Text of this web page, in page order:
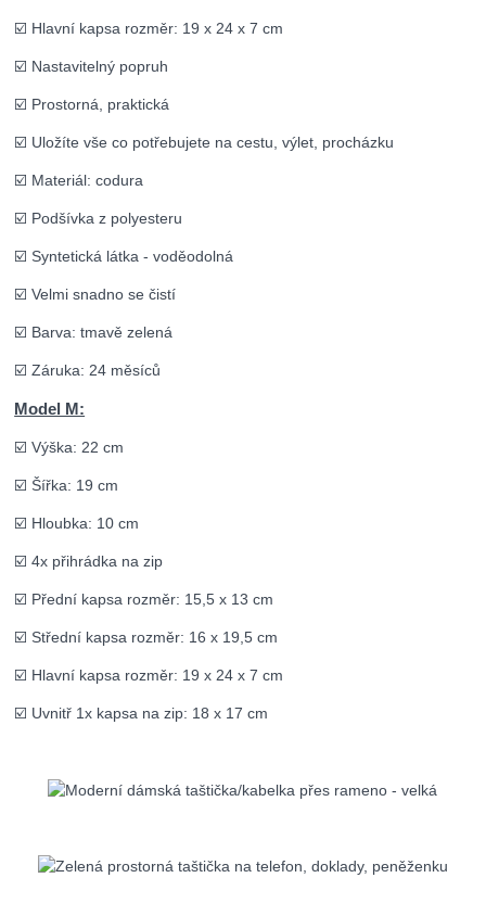
☑️ Hlavní kapsa rozměr: 19 x 24 x 7 cm
☑️ Nastavitelný popruh
☑️ Prostorná, praktická
☑️ Uložíte vše co potřebujete na cestu, výlet, procházku
☑️ Materiál: codura
☑️ Podšívka z polyesteru
☑️ Syntetická látka - voděodolná
☑️ Velmi snadno se čistí
☑️ Barva: tmavě zelená
☑️ Záruka: 24 měsíců
Model M:
☑️ Výška: 22 cm
☑️ Šířka: 19 cm
☑️ Hloubka: 10 cm
☑️ 4x přihrádka na zip
☑️ Přední kapsa rozměr: 15,5 x 13 cm
☑️ Střední kapsa rozměr: 16 x 19,5 cm
☑️ Hlavní kapsa rozměr: 19 x 24 x 7 cm
☑️ Uvnitř 1x kapsa na zip: 18 x 17 cm